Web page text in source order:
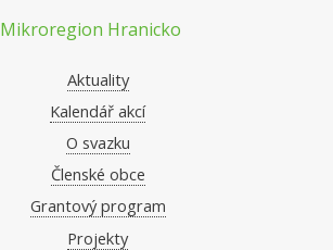
Mikroregion Hranicko
Aktuality
Kalendář akcí
O svazku
Členské obce
Grantový program
Projekty